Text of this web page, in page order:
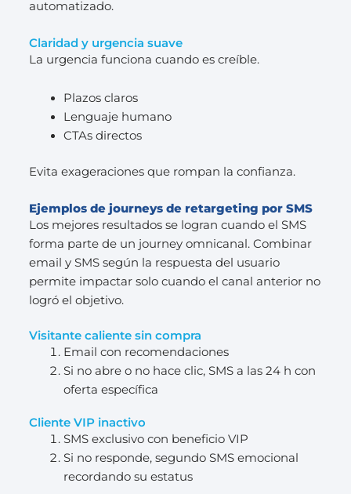
automatizado.
Claridad y urgencia suave
La urgencia funciona cuando es creíble.
Plazos claros
Lenguaje humano
CTAs directos
Evita exageraciones que rompan la confianza.
Ejemplos de journeys de retargeting por SMS
Los mejores resultados se logran cuando el SMS
forma parte de un journey omnicanal. Combinar
email y SMS según la respuesta del usuario
permite impactar solo cuando el canal anterior no
logró el objetivo.
Visitante caliente sin compra
Email con recomendaciones
Si no abre o no hace clic, SMS a las 24 h con
oferta específica
Cliente VIP inactivo
SMS exclusivo con beneficio VIP
Si no responde, segundo SMS emocional
recordando su estatus